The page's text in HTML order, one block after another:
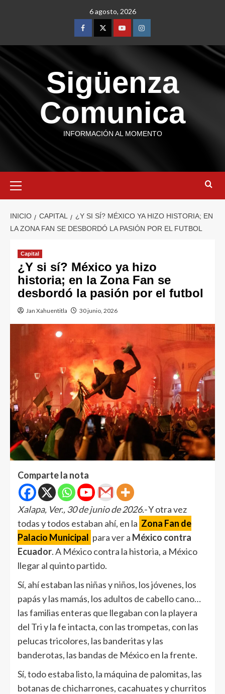
6 agosto, 2026
Sigüenza
Comunica
INFORMACIÓN AL MOMENTO
INICIO CAPITAL
¿Y SI SÍ? MÉXICO YA HIZO HISTORIA; EN
LA ZONA FAN SE DESBORDÓ LA PASIÓN POR EL FUTBOL
Capital
¿Y si sí? México ya hizo
historia; en la Zona Fan se
desbordó la pasión por el futbol
Jan Xahuentitla 30 junio, 2026
Comparte la nota
Xalapa, Ver., 30 de junio de 2026.-Y otra vez
todas y todos estaban ahí, en la Zona Fan de
Palacio Municipal para ver a México contra
Ecuador. A México contra la historia, a México
llegar al quinto partido.
Sí, ahí estaban las niñas y niños, los jóvenes, los
papás y las mamás, los adultos de cabello cano…
las familias enteras que llegaban con la playera
del Tri y la fe intacta, con las trompetas, con las
pelucas tricolores, las banderitas y las
banderotas, las bandas de México en la frente.
Sí, todo estaba listo, la máquina de palomitas, las
botanas de chicharrones, cacahuates y churritos